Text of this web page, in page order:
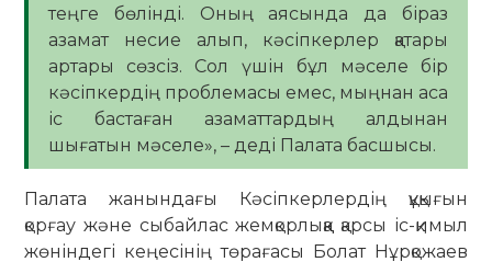
теңге бөлінді. Оның аясында да біраз
азамат несие алып, кәсіпкерлер қатары
артары сөзсіз. Сол үшін бұл мәселе бір
кәсіпкердің проблемасы емес, мыңнан аса
іс бастаған азаматтардың алдынан
шығатын мәселе», – деді Палата басшысы.
Палата жанындағы Кәсіпкерлердің құқығын
қорғау және сыбайлас жемқорлыққа қарсы іс-қимыл
жөніндегі кеңесінің төрағасы Болат Нұрқожаев